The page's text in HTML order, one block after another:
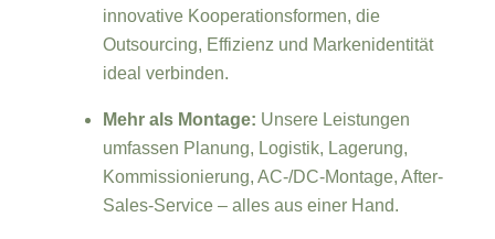
innovative Kooperationsformen, die
Outsourcing, Effizienz und Markenidentität
ideal verbinden.
Mehr als Montage: Unsere Leistungen
umfassen Planung, Logistik, Lagerung,
Kommissionierung, AC-/DC-Montage, After-
Sales-Service – alles aus einer Hand.